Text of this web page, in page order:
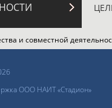
и совместной
ООО НАИТ «Стадион»